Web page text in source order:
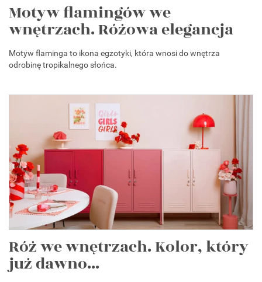
Motyw flamingów we
wnętrzach. Różowa elegancja
Motyw flaminga to ikona egzotyki, która wnosi do wnętrza
odrobinę tropikalnego słońca.
Róż we wnętrzach. Kolor, który
już dawno...